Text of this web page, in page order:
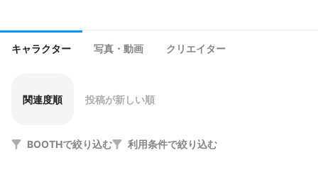
キャラクター 写真・動画 クリエイター
関連度順 投稿が新しい順
BOOTHで絞り込む 利用条件で絞り込む